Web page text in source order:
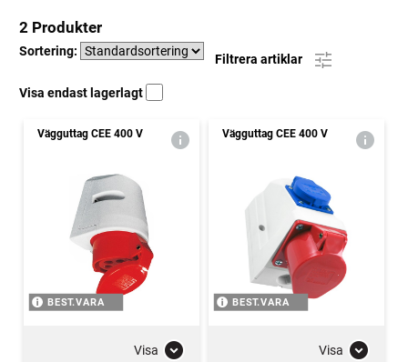
2 Produkter
Sortering:
Filtrera artiklar
Visa endast lagerlagt
Vägguttag CEE 400 V
BEST.VARA
Visa
Vägguttag CEE 400 V
BEST.VARA
Visa